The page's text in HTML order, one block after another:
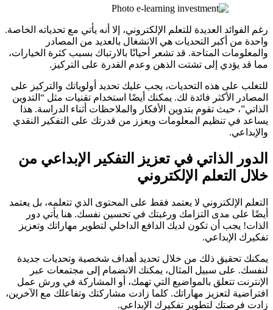
رغم الفوائد العديدة للتعلم الإلكتروني، إلا أنه يأتي مع تحدياته الخاصة.
واحدة من أكبر التحديات هي الانشغال بالعديد من المصادر
والمعلومات المتاحة. قد تشعر أحيانًا بالارتباك بسبب كثرة الخيارات،
مما قد يؤدي إلى تشتت الذهن وعدم القدرة على التركيز.
للتغلب على هذه التحديات، يجب عليك تحديد أولوياتك والتركيز على
المصادر الأكثر فائدة لك. يمكنك أيضًا استخدام تقنيات مثل “التدوين
الذاتي”، حيث تقوم بتدوين الأفكار والملاحظات أثناء الدراسة. هذا
يساعد في تنظيم المعلومات ويعزز من قدرتك على التفكير النقدي
والإبداعي.
الدور الذاتي في تعزيز التفكير الإبداعي من
خلال التعلم الإلكتروني
التعلم الإلكتروني لا يعتمد فقط على المحتوى الذي تتعلمه، بل يعتمد
أيضًا على مدى التزامك ورغبتك في تحسين نفسك. هنا يأتي دور
الذات! يجب أن تكون لديك الدافع الداخلي لتطوير مهاراتك وتعزيز
تفكيرك الإبداعي.
يمكنك تحقيق ذلك من خلال تحديد أهداف شخصية وتحديات جديدة
لنفسك. على سبيل المثال، يمكنك الانضمام إلى مجتمعات عبر
الإنترنت تتعلق بالمواضيع التي تهمك، أو المشاركة في ورش عمل
افتراضية لتعزيز مهاراتك. كلما زادت مشاركتك وتفاعلك مع الآخرين،
زادت فرصتك لتطوير تفكيرك الإبداعي.